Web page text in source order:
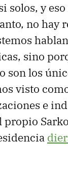
solos, y
no hay
sino
son los
visto
e